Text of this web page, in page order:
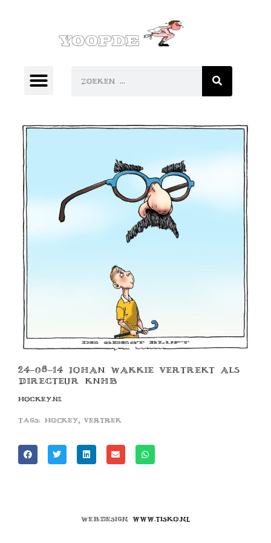
24-08-14 JOHAN WAKKIE VERTREKT ALS
DIRECTEUR KNHB
HOCKEY.NL
Tags: hockey, vertrek
Webdesign www.tisko.nl